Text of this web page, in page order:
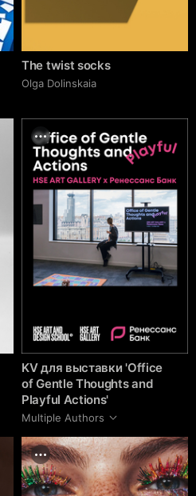
The twist socks
Olga Dolinskaia
KV для выставки 'Office
of Gentle Thoughts and
Playful Actions'
Multiple Authors